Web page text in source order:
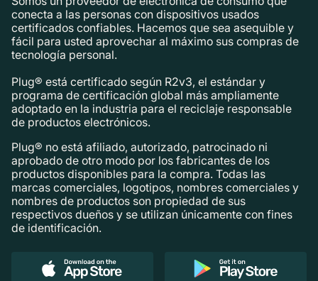
conecta a las personas con dispositivos usados ​​
certificados confiables. Hacemos que sea asequible y
fácil para usted aprovechar al máximo sus compras de
tecnología personal.
Plug® está certificado según R2v3, el estándar y
programa de certificación global más ampliamente
adoptado en la industria para el reciclaje responsable
de productos electrónicos.
Plug® no está afiliado, autorizado, patrocinado ni
aprobado de otro modo por los fabricantes de los
productos disponibles para la compra. Todas las
marcas comerciales, logotipos, nombres comerciales y
nombres de productos son propiedad de sus
respectivos dueños y se utilizan únicamente con fines
de identificación.